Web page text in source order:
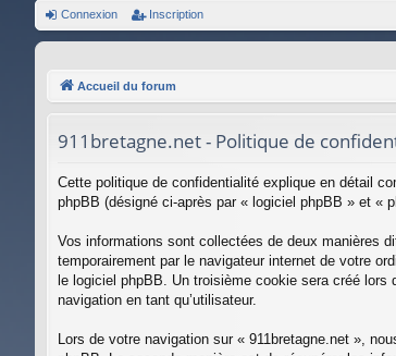
Connexion Inscription
Accueil du forum
911bretagne.net - Politique de
Cette politique de confidentialité explique en détail
phpBB (désigné ci-après par « logiciel phpBB » et «
Vos informations sont collectées de deux manières
temporairement par le navigateur internet de votre
le logiciel phpBB. Un troisième cookie sera créé
navigation en tant qu’utilisateur.
Lors de votre navigation sur « 911bretagne.net »,